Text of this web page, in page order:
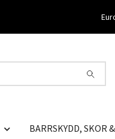
BARRSKYDD, SKOR